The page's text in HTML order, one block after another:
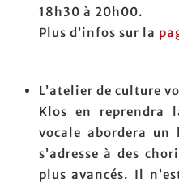
18h30 à 20h00.
Plus d’infos sur la
L’atelier de culture
Klos en reprendra
vocale abordera
s’adresse à des
plus avancés. Il